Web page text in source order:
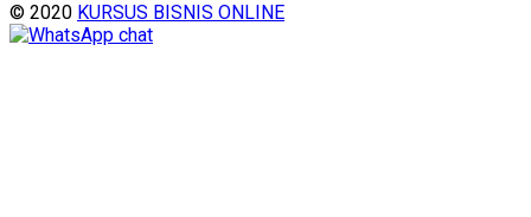
© 2020 KURSUS BISNIS ONLINE